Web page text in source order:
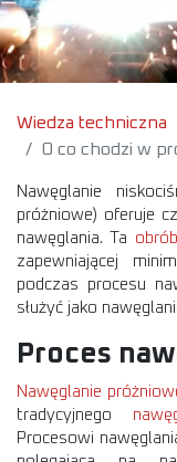
Wiedza techniczna
O co chodzi w
Nawęglanie
próżniowe) oferuje
nawęglania. Ta
zapewniającej
podczas procesu
służyć jako
Proces
Nawęglanie
tradycyjnego
Procesowi